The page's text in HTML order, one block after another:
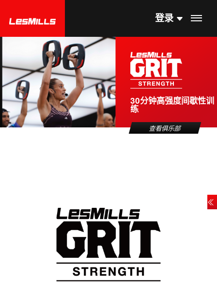
登录
30分钟高强度间歇性训
练
查看俱乐部